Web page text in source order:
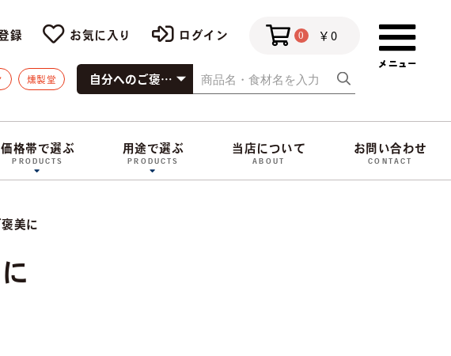
録 お気に入り ログイン 0 ￥0
燻製堂
価格帯で選ぶ
PRODUCTS
用途で選ぶ
PRODUCTS
当店について
ABOUT
お問い合わせ
CONTACT
美に